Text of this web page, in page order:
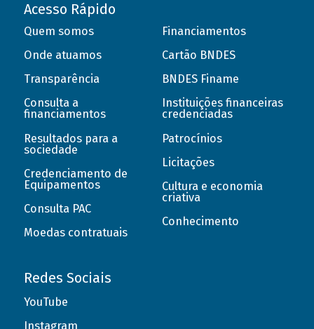
Acesso Rápido
Quem somos
Onde atuamos
Transparência
Consulta a
financiamentos
Resultados para a
sociedade
Credenciamento de
Equipamentos
Consulta PAC
Moedas contratuais
Financiamentos
Cartão BNDES
BNDES Finame
Instituições financeiras
credenciadas
Patrocínios
Licitações
Cultura e economia
criativa
Conhecimento
Redes Sociais
YouTube
Instagram